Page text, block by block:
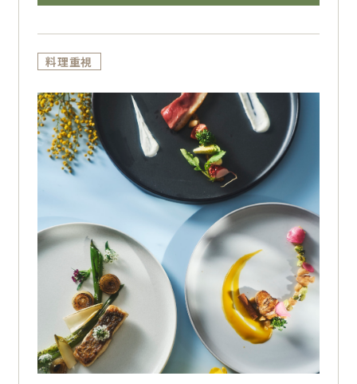
お二人の希望をしっかり叶えながら、コストも
時間もスマートに！
新郎新婦様のどちらかお一人が公務員であれば
適用◎
ブライダルフェアの参加で料理五輪3位のシェ
フが作るおもてなしコース試食付き
料理重視